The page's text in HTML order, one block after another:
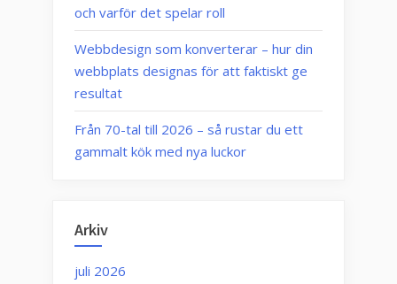
och varför det spelar roll
Webbdesign som konverterar – hur din
webbplats designas för att faktiskt ge
resultat
Från 70-tal till 2026 – så rustar du ett
gammalt kök med nya luckor
Arkiv
juli 2026